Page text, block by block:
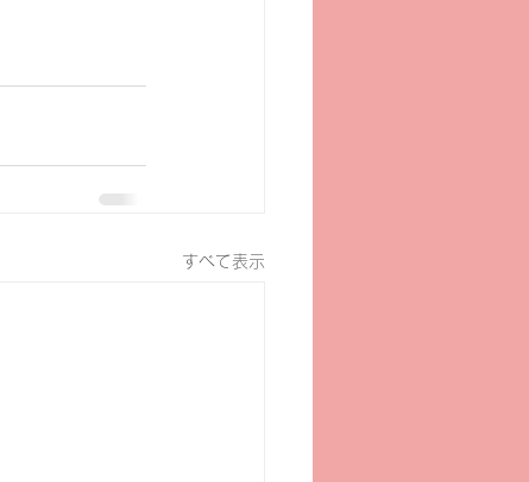
すべて表示